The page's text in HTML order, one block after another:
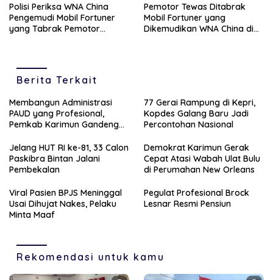
Polisi Periksa WNA China
Pengemudi Mobil Fortuner
yang Tabrak Pemotor
Pemotor Tewas Ditabrak
Mobil Fortuner yang
Dikemudikan WNA China di
Berita Terkait
Membangun Administrasi
PAUD yang Profesional,
Pemkab Karimun Gandeng
77 Gerai Rampung di Kepri,
Kopdes Galang Baru Jadi
Percontohan Nasional
Jelang HUT RI ke-81, 33 Calon
Paskibra Bintan Jalani
Pembekalan
Demokrat Karimun Gerak
Cepat Atasi Wabah Ulat Bulu
di Perumahan New Orleans
Viral Pasien BPJS Meninggal
Usai Dihujat Nakes, Pelaku
Minta Maaf
Pegulat Profesional Brock
Lesnar Resmi Pensiun
Rekomendasi untuk kamu